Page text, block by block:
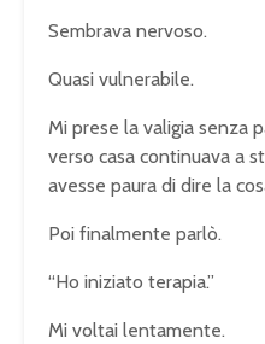
Sembrava nervoso.
Quasi vulnerabile.
Mi prese la valigia senza
verso casa continuava a
avesse paura di dire la
Poi finalmente parlò.
“Ho iniziato terapia.”
Mi voltai lentamente.